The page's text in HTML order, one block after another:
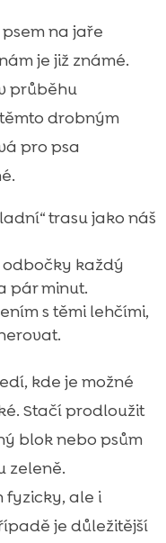
na jaře
je již známé.
průběhu
drobným
pro psa
trasu jako náš
odbočky každý
pár minut.
s těmi lehčími,
kde je možné
Stačí prodloužit
blok nebo psům
zeleně.
fyzicky, ale i
je důležitější